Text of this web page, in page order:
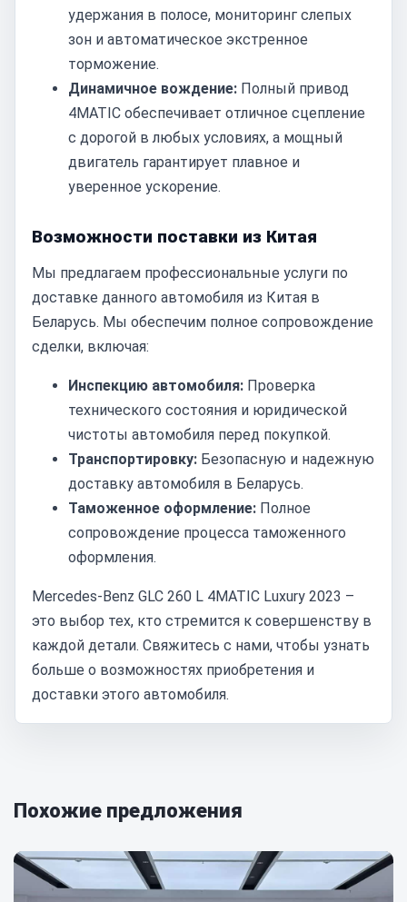
удержания в полосе, мониторинг слепых
зон и автоматическое экстренное
торможение.
Динамичное вождение: Полный привод
4MATIC обеспечивает отличное сцепление
с дорогой в любых условиях, а мощный
двигатель гарантирует плавное и
уверенное ускорение.
Возможности поставки из Китая
Мы предлагаем профессиональные услуги по
доставке данного автомобиля из Китая в
Беларусь. Мы обеспечим полное сопровождение
сделки, включая:
Инспекцию автомобиля: Проверка
технического состояния и юридической
чистоты автомобиля перед покупкой.
Транспортировку: Безопасную и надежную
доставку автомобиля в Беларусь.
Таможенное оформление: Полное
сопровождение процесса таможенного
оформления.
Mercedes-Benz GLC 260 L 4MATIC Luxury 2023 –
это выбор тех, кто стремится к совершенству в
каждой детали. Свяжитесь с нами, чтобы узнать
больше о возможностях приобретения и
доставки этого автомобиля.
Похожие предложения